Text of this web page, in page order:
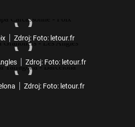
Zdroj: Foto: letour.fr
Zdroj: Foto: letour.fr
Zdroj: Foto: letour.fr